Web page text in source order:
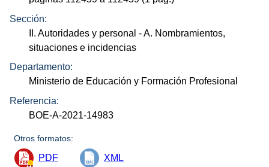
Sección:
II. Autoridades y personal - A. Nombramientos,
situaciones e incidencias
Departamento:
Ministerio de Educación y Formación Profesional
Referencia:
BOE-A-2021-14983
Otros formatos:
PDF XML